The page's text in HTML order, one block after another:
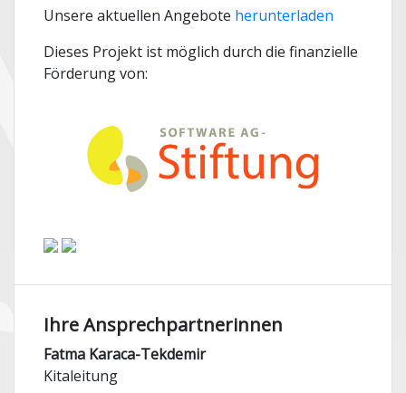
Unsere aktuellen Angebote herunterladen
Dieses Projekt ist möglich durch die finanzielle
Förderung von:
Ihre Ansprechpartnerinnen
Fatma Karaca-Tekdemir
Kitaleitung